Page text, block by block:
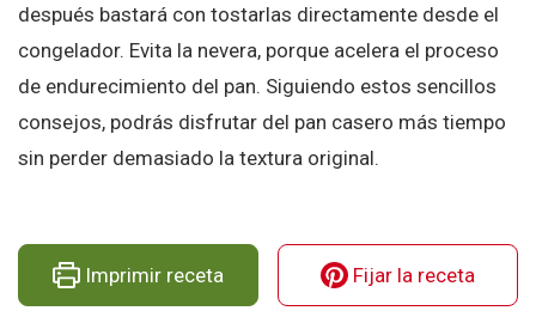
después bastará con tostarlas directamente desde el
congelador. Evita la nevera, porque acelera el proceso
de endurecimiento del pan. Siguiendo estos sencillos
consejos, podrás disfrutar del pan casero más tiempo
sin perder demasiado la textura original.
Imprimir receta Fijar la receta